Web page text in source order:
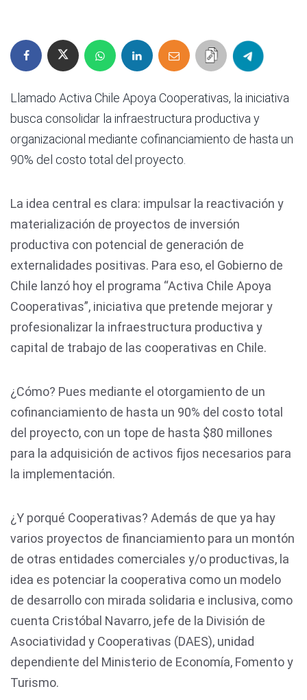
Llamado Activa Chile Apoya Cooperativas, la iniciativa
busca consolidar la infraestructura productiva y
organizacional mediante cofinanciamiento de hasta un
90% del costo total del proyecto.
La idea central es clara: impulsar la reactivación y
materialización de proyectos de inversión
productiva con potencial de generación de
externalidades positivas. Para eso, el Gobierno de
Chile lanzó hoy el programa “Activa Chile Apoya
Cooperativas”, iniciativa que pretende mejorar y
profesionalizar la infraestructura productiva y
capital de trabajo de las cooperativas en Chile.
¿Cómo? Pues mediante el otorgamiento de un
cofinanciamiento de hasta un 90% del costo total
del proyecto, con un tope de hasta $80 millones
para la adquisición de activos fijos necesarios para
la implementación.
¿Y porqué Cooperativas? Además de que ya hay
varios proyectos de financiamiento para un montón
de otras entidades comerciales y/o productivas, la
idea es potenciar la cooperativa como un modelo
de desarrollo con mirada solidaria e inclusiva, como
cuenta Cristóbal Navarro, jefe de la División de
Asociatividad y Cooperativas (DAES), unidad
dependiente del Ministerio de Economía, Fomento y
Turismo.